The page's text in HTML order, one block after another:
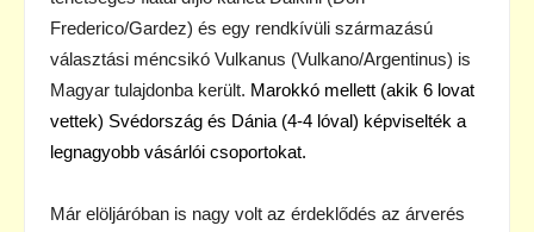
Frederico/Gardez) és egy rendkívüli származású
választási méncsikó Vulkanus (Vulkano/Argentinus) is
Magyar tulajdonba került. Marokkó mellett (akik 6 lovat
vettek) Svédország és Dánia (4-4 lóval) képviselték a
legnagyobb vásárlói csoportokat.
Már elöljáróban is nagy volt az érdeklődés az árverés